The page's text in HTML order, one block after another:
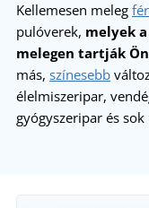
Kellemesen meleg
pulóverek, melyek
melegen tartják
más, színesebb
élelmiszeripar,
gyógyszeripar és